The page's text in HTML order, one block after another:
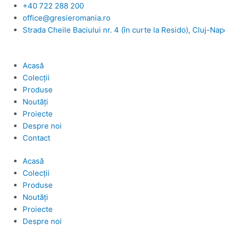
Skip
content
+40 722 288 200
office@gresieromania.ro
Strada Cheile Baciului nr. 4 (în curte la Resido), Cluj-
Acasă
Colecții
Produse
Noutăți
Proiecte
Despre noi
Contact
Acasă
Colecții
Produse
Noutăți
Proiecte
Despre noi